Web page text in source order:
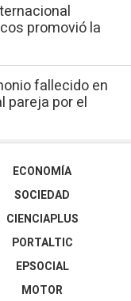
promovió la
fallecido en
pareja por el
ECONOMÍA
SOCIEDAD
CIENCIAPLUS
PORTALTIC
EPSOCIAL
MOTOR